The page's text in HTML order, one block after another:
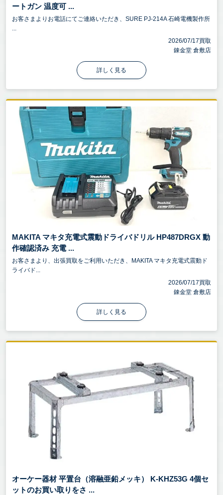
ートガン 温度可 ...
お客さまよりお電話にてご連絡いただき、SURE PJ-214A 石崎電機製作所
...
2026/07/17買取
錬金堂 倉敷店
詳しく見る
MAKITA マキタ充電式震動ドライバドリル HP487DRGX 動
作確認済み 充電 ...
お客さまより、出張買取をご利用いただき、MAKITA マキタ充電式震動ド
ライバド...
2026/07/17買取
錬金堂 倉敷店
詳しく見る
オーケー器材 平置台（溶融亜鉛メッキ） K-KHZ53G 4個セ
ットのお買い取りをさ ...